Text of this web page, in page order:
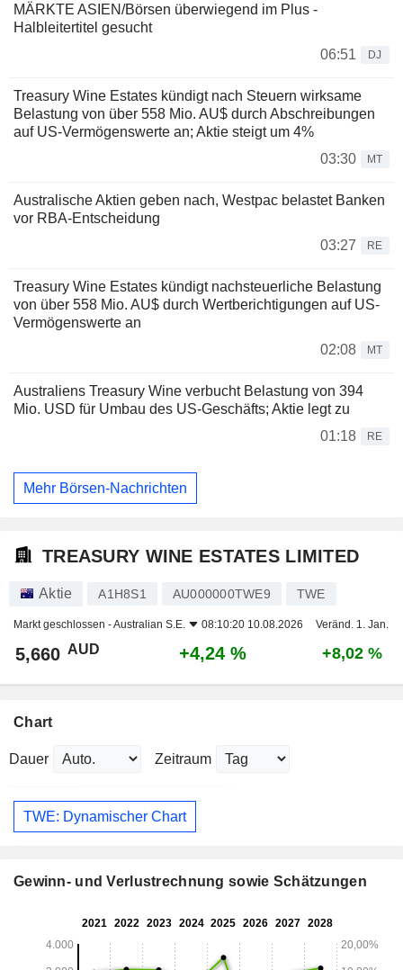
MÄRKTE ASIEN/Börsen überwiegend im Plus -
Halbleitertitel gesucht
06:51
DJ
Treasury Wine Estates kündigt nach Steuern wirksame
Belastung von über 558 Mio. AU$ durch Abschreibungen
auf US-Vermögenswerte an; Aktie steigt um 4%
03:30
MT
Australische Aktien geben nach, Westpac belastet Banken
vor RBA-Entscheidung
03:27
RE
Treasury Wine Estates kündigt nachsteuerliche Belastung
von über 558 Mio. AU$ durch Wertberichtigungen auf US-
Vermögenswerte an
02:08
MT
Australiens Treasury Wine verbucht Belastung von 394
Mio. USD für Umbau des US-Geschäfts; Aktie legt zu
01:18
RE
Mehr Börsen-Nachrichten
TREASURY WINE ESTATES LIMITED
Aktie A1H8S1 AU000000TWE9 TWE
Markt geschlossen -Australian S.E. 08:10:20 10.08.2026 Veränd. 1. Jan.
5,660 AUD +4,24 % +8,02 %
Chart
Dauer Zeitraum
TWE: Dynamischer Chart
Gewinn- und Verlustrechnung sowie Schätzungen